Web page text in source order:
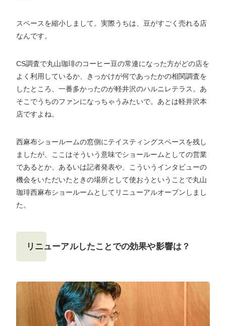
スペースを縮小しまして。実際うちは、豆がすごく売れる店
なんです。
CS調査で丸山珈琲のコーヒー豆の常連になった方がどの店を
よく利用しているか、きっかけが何であったかの相関調査を
したところ、一番多かったのが軽井沢のハルニレテラス。あ
そこでうちのファンになっちゃうみたいで。あとは軽井沢本
店ですよね。
西麻布ショールームの窓側にテイスティングスペースを残し
ましたが、ここはそういう意味でショールームとしての営業
であるとか、あるいは記者発表や、こういうインタビューの
機会をいただいたときの場所として使おうということで丸山
珈琲西麻布ショールームとしてリニューアルオープンしまし
た。
リニューアルしたことでの効果や影響は？